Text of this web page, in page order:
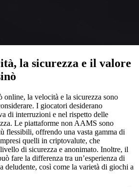
la sicurezza e il valore
online, la velocità e la sicurezza sono
I giocatori desiderano
di interruzioni e nel rispetto delle
Le piattaforme non AAMS sono
flessibili, offrendo una vasta gamma di
quelli in criptovalute, che
di sicurezza e anonimato. Inoltre, il
fare la differenza tra un’esperienza di
deludente, così come la varietà di giochi a